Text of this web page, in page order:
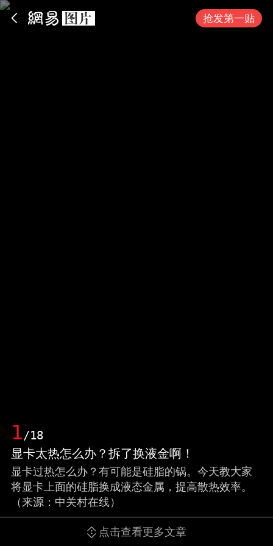
抢发第一贴
1/18
显卡太热怎么办？拆了换液金啊！
显卡过热怎么办？有可能是硅脂的锅。今天教大家
将显卡上面的硅脂换成液态金属，提高散热效率。
（来源：中关村在线）
点击查看更多文章
App内打开